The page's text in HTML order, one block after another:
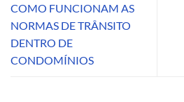
COMO FUNCIONAM AS
NORMAS DE TRÂNSITO
DENTRO DE
CONDOMÍNIOS